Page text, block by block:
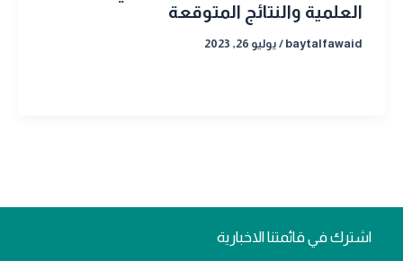
العلمية والنتائج المتوقعة
baytalfawaid
/ يوليو 26, 2023
اشترك في قائمتنا الاخبارية